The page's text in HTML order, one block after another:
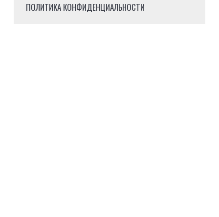
ПОЛИТИКА КОНФИДЕНЦИАЛЬНОСТИ